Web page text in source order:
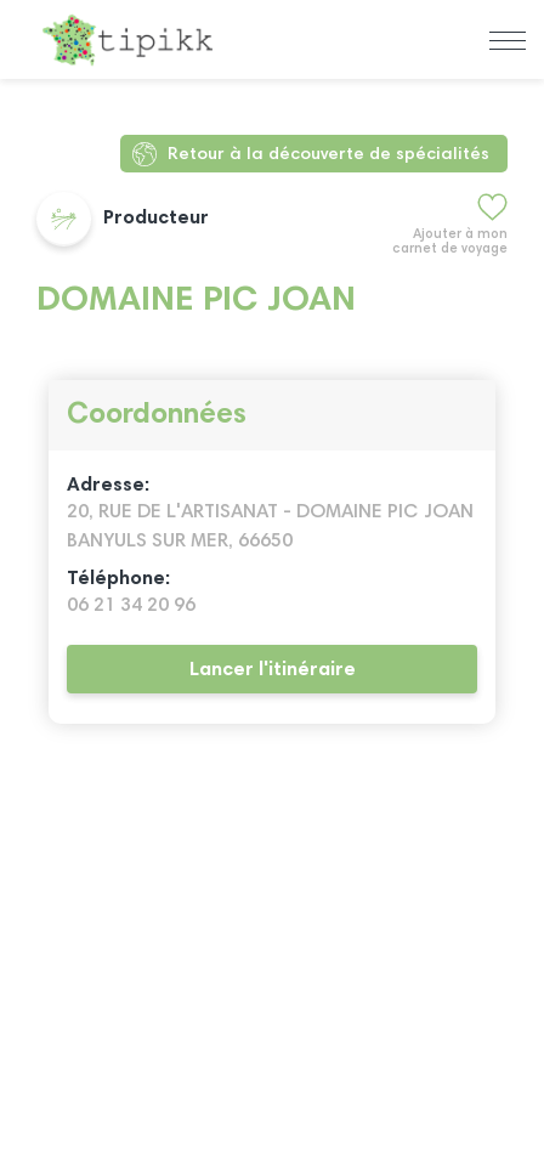
Retour à la découverte de spécialités
Ajouter à mon
carnet de voyage
Producteur
DOMAINE PIC JOAN
Coordonnées
Adresse:
20, RUE DE L'ARTISANAT - DOMAINE PIC JOAN
BANYULS SUR MER, 66650
Téléphone:
06 21 34 20 96
Lancer l'itinéraire